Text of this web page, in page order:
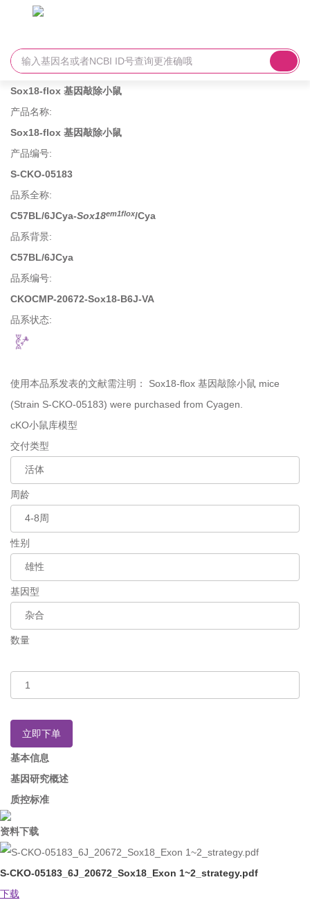
Sox18-flox 基因敲除小鼠
产品名称:
Sox18-flox 基因敲除小鼠
产品编号:
S-CKO-05183
品系全称:
C57BL/6JCya-Sox18em1flox/Cya
品系背景:
C57BL/6JCya
品系编号:
CKOCMP-20672-Sox18-B6J-VA
品系状态:
使用本品系发表的文献需注明： Sox18-flox 基因敲除小鼠 mice
(Strain S-CKO-05183) were purchased from Cyagen.
cKO小鼠库模型
交付类型
周龄
性别
基因型
数量
立即下单
基本信息
基因研究概述
质控标准
资料下载
S-CKO-05183_6J_20672_Sox18_Exon 1~2_strategy.pdf
下载